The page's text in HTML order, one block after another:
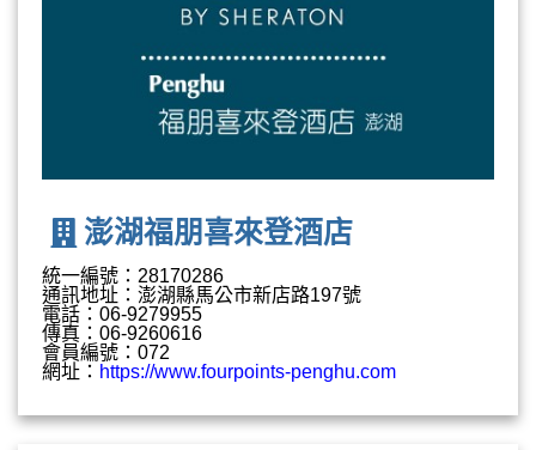
澎湖福朋喜來登酒店
統一編號：28170286
通訊地址：澎湖縣馬公市新店路197號
電話：06-9279955
傳真：06-9260616
會員編號：072
網址： https://www.fourpoints-penghu.com